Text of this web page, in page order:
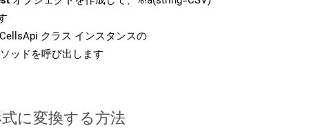
クラス インスタンスの
ソッドを呼び出します
に変換する方法